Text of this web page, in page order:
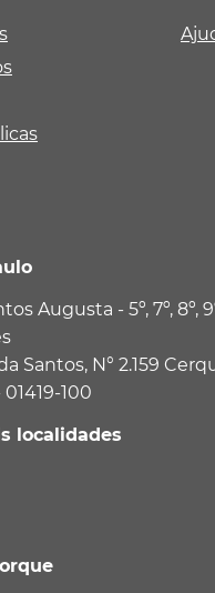
Augusta - 5º, 7º, 8º,
Santos, N° 2.159
01419-100
localidades